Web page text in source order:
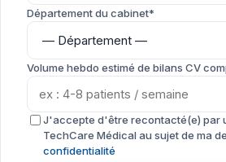
Département du cabinet*
Volume hebdo estimé de bilans CV
J'accepte d'être recontacté(e) par
TechCare Médical au sujet de ma
confidentialité